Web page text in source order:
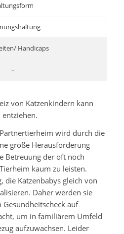
Handicaps
–
von Katzenkindern kann
wird durch die
große Herausforderung
Betreuung der oft noch
kaum zu leisten.
die Katzenbabys gleich von
Daher werden sie
auf
um in familiärem Umfeld
aufzuwachsen. Leider